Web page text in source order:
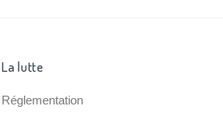
La lutte
Réglementation